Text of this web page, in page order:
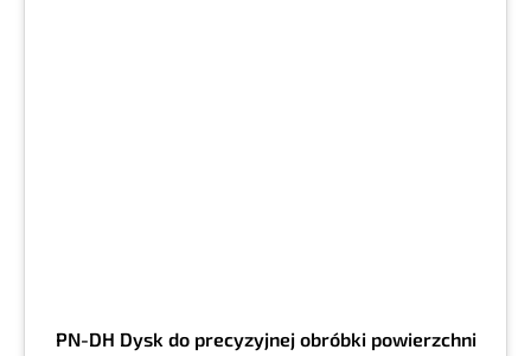
PN-DH Dysk do precyzyjnej obróbki powierzchni